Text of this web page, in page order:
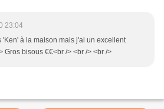
23:04
'Ken' à la maison mais j'ai un excellent
Gros bisous €€<br /> <br /> <br />